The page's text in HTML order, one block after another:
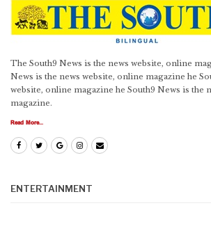
The South9 News is the news website, online
News is the news website, online magazine he
website, online magazine he South9 News is the
magazine.
Read More...
ENTERTAINMENT